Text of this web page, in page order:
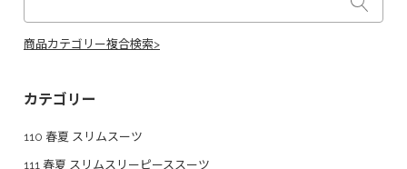
商品カテゴリー複合検索>
カテゴリー
110 春夏 スリムスーツ
111 春夏 スリムスリーピーススーツ